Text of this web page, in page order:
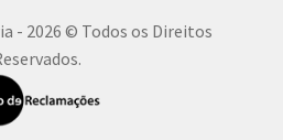
- 2026 © Todos os Direitos